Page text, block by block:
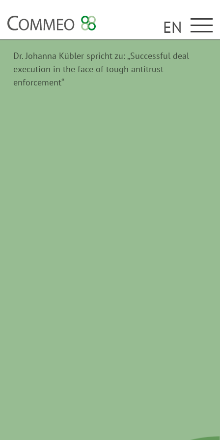
EN
Dr. Johanna Kübler spricht zu: „Successful deal
execution in the face of tough antitrust
enforcement“